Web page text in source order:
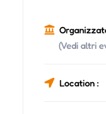
(Vedi altri
Location :